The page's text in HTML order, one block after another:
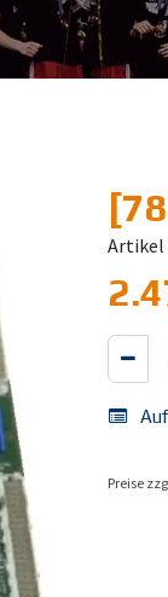
Artikel
Preise